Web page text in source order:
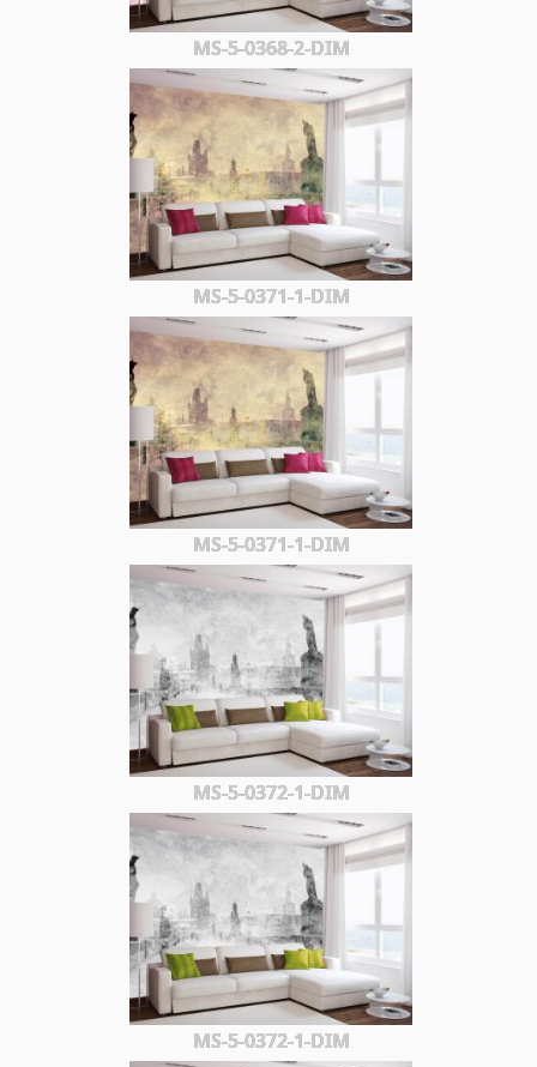
MS-5-0368-2-DIM
MS-5-0371-1-DIM
MS-5-0371-1-DIM
MS-5-0372-1-DIM
MS-5-0372-1-DIM